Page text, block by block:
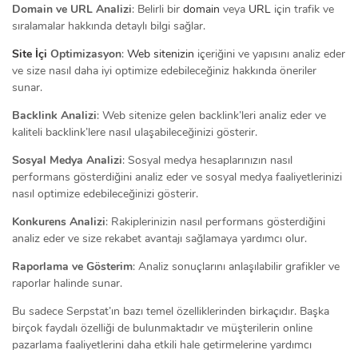
Domain ve URL Analizi: Belirli bir domain veya URL için trafik ve
sıralamalar hakkında detaylı bilgi sağlar.
Site İçi Optimizasyon: Web sitenizin içeriğini ve yapısını analiz eder
ve size nasıl daha iyi optimize edebileceğiniz hakkında öneriler
sunar.
Backlink Analizi: Web sitenize gelen backlink’leri analiz eder ve
kaliteli backlink’lere nasıl ulaşabileceğinizi gösterir.
Sosyal Medya Analizi: Sosyal medya hesaplarınızın nasıl
performans gösterdiğini analiz eder ve sosyal medya faaliyetlerinizi
nasıl optimize edebileceğinizi gösterir.
Konkurens Analizi: Rakiplerinizin nasıl performans gösterdiğini
analiz eder ve size rekabet avantajı sağlamaya yardımcı olur.
Raporlama ve Gösterim: Analiz sonuçlarını anlaşılabilir grafikler ve
raporlar halinde sunar.
Bu sadece Serpstat’ın bazı temel özelliklerinden birkaçıdır. Başka
birçok faydalı özelliği de bulunmaktadır ve müşterilerin online
pazarlama faaliyetlerini daha etkili hale getirmelerine yardımcı